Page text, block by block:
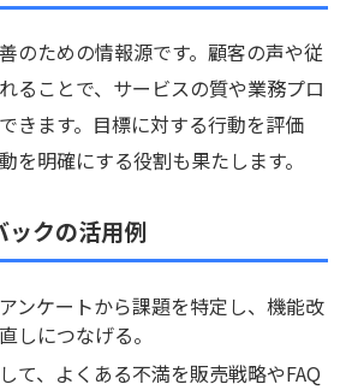
のための情報源です。顧客の声や従
ることで、サービスの質や業務プロ
きます。目標に対する行動を評価
を明確にする役割も果たします。
ックの活用例
ンケートから課題を特定し、機能改
しにつなげる。
て、よくある不満を販売戦略やFAQ